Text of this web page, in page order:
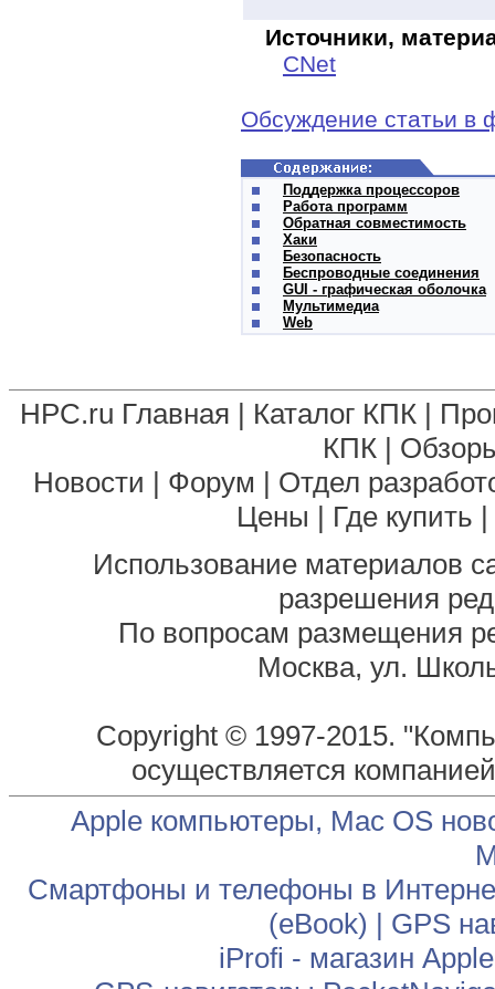
Источники,
CNet
Обсуждение статьи в
Поддержка процессоров
Работа программ
Обратная совместимость
Хаки
Безопасность
Беспроводные соединения
GUI - графическая оболочка
Мультимедиа
Web
HPC.ru Главная | Каталог КПК |
КПК |
Новости | Форум | Отдел
Цены | Где купить |
Использование материалов
разрешения
По вопросам размещения
Москва, ул.
Copyright © 1997-2015.
осуществляется
Apple компьютеры, Mac OS
Смартфоны и телефоны в
(eBook) | GPS
iProfi - магазин